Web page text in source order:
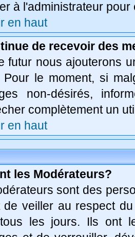
à l'administrateur
en haut
de recevoir des
futur nous ajouterons
Pour le moment, si
non-désirés,
complètement un
en haut
les Modérateurs?
sont des
de veiller au respect
les jours. Ils ont